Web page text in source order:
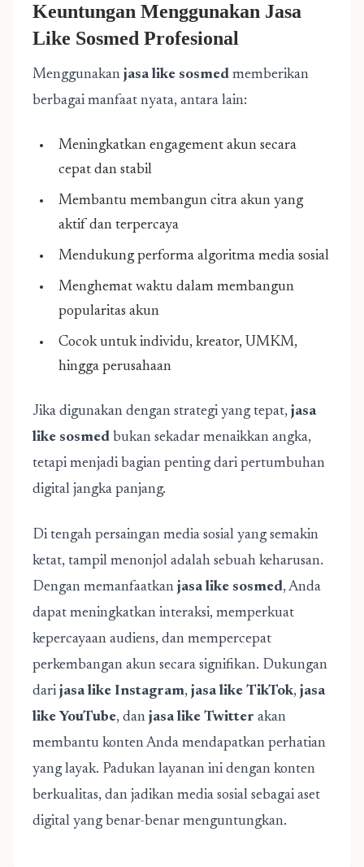
Keuntungan Menggunakan Jasa
Like Sosmed Profesional
Menggunakan jasa like sosmed memberikan
berbagai manfaat nyata, antara lain:
Meningkatkan engagement akun secara
cepat dan stabil
Membantu membangun citra akun yang
aktif dan terpercaya
Mendukung performa algoritma media sosial
Menghemat waktu dalam membangun
popularitas akun
Cocok untuk individu, kreator, UMKM,
hingga perusahaan
Jika digunakan dengan strategi yang tepat, jasa
like sosmed bukan sekadar menaikkan angka,
tetapi menjadi bagian penting dari pertumbuhan
digital jangka panjang.
Di tengah persaingan media sosial yang semakin
ketat, tampil menonjol adalah sebuah keharusan.
Dengan memanfaatkan jasa like sosmed, Anda
dapat meningkatkan interaksi, memperkuat
kepercayaan audiens, dan mempercepat
perkembangan akun secara signifikan. Dukungan
dari jasa like Instagram, jasa like TikTok, jasa
like YouTube, dan jasa like Twitter akan
membantu konten Anda mendapatkan perhatian
yang layak. Padukan layanan ini dengan konten
berkualitas, dan jadikan media sosial sebagai aset
digital yang benar-benar menguntungkan.